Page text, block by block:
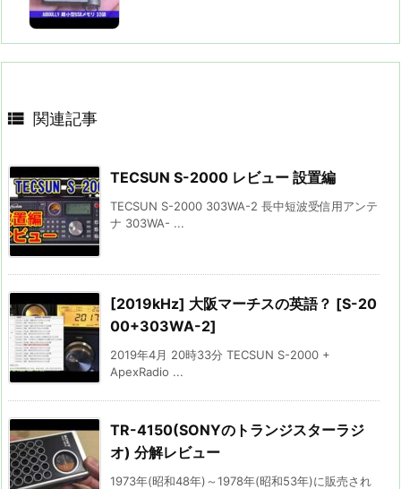
 関連記事
TECSUN S-2000 レビュー 設置編
TECSUN S-2000 303WA-2 長中短波受信用アンテ
ナ 303WA- ...
[2019kHz] 大阪マーチスの英語？ [S-20
00+303WA-2]
2019年4月 20時33分 TECSUN S-2000 +
ApexRadio ...
TR-4150(SONYのトランジスターラジ
オ) 分解レビュー
1973年(昭和48年)～1978年(昭和53年)に販売され